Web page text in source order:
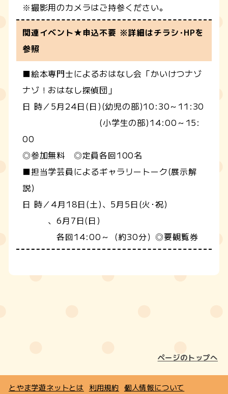
※撮影用のカメラはご持参ください。
関連イベント★申込不要 ※詳細はチラシ･HPを
参照
■絵本専門士によるおはなし会「かいけつナゾ
ナゾ！おはなし探偵団」
日 時／5月24日(日)(幼児の部)10:30～11:30
(小学生の部)14:00～15:
00
◎参加無料 ◎定員各回100名
■担当学芸員によるギャラリートーク(展示解
説)
日 時／4月18日(土)、5月5日(火･祝)
、6月7日(日)
各回14:00～（約30分）◎要観覧券
ページのトップへ
とやま学遊ネットとは 利用規約 個人情報について